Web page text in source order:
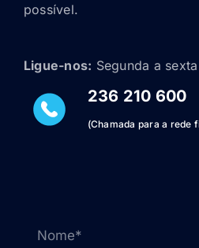
possível.
Ligue-nos: Segunda a
236 210 600
(Chamada para a rede